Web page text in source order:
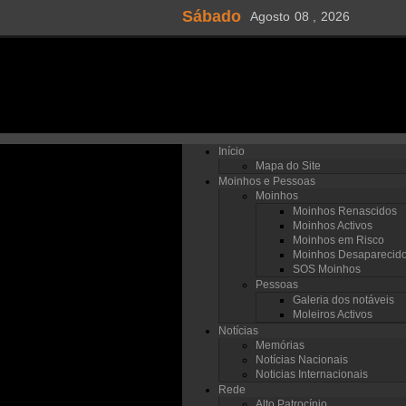
Sábado Agosto 08 , 2026
Início
Mapa do Site
Moinhos e Pessoas
Moinhos
Moinhos Renascidos
Moinhos Activos
Moinhos em Risco
Moinhos
SOS Moinhos
Pessoas
Galeria dos notáveis
Moleiros Activos
Notícias
Memórias
Notícias Nacionais
Noticias Internacionais
Rede